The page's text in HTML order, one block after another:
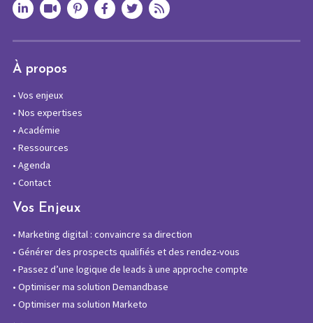
À propos
• Vos enjeux
• Nos expertises
• Académie
• Ressources
• Agenda
• Contact
Vos Enjeux
• Marketing digital : convaincre sa direction
• Générer des prospects qualifiés et des rendez-vous
• Passez d’une logique de leads à une approche compte
• Optimiser ma solution Demandbase
• Optimiser ma solution Marketo